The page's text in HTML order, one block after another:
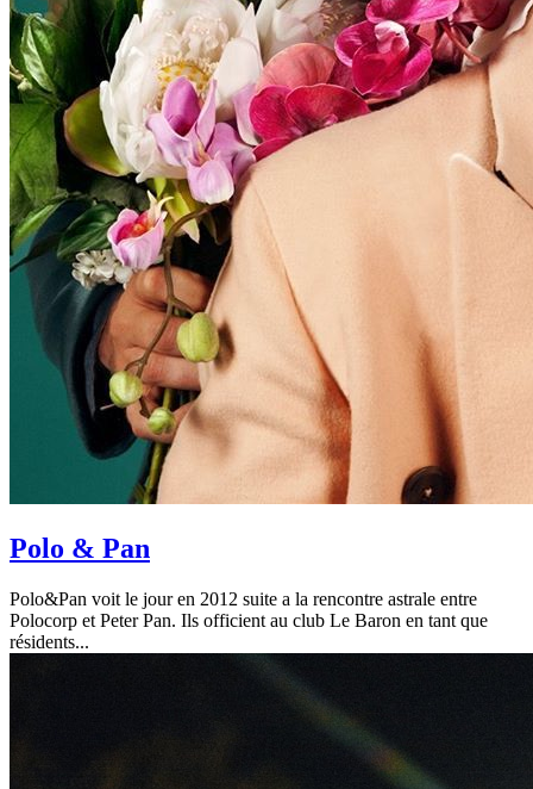
Polo & Pan
Polo&Pan voit le jour en 2012 suite a la rencontre astrale entre
Polocorp et Peter Pan. Ils officient au club Le Baron en tant que
résidents...